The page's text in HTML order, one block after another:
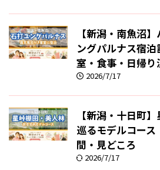
【新潟・南魚沼
ングパルナス宿
室・食事・日帰り
2026/7/17
【新潟・十日町
巡るモデルコー
間・見どころ
2026/7/17